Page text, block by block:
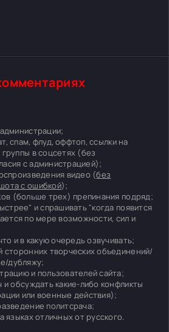
спам, флуд, оффтоп, ссылки на
в соцсетях (без
с администрацией);
видео (без
с ошибкой);
(больше трех) препинания подряд;
и спрашивать "когда появится
по мере возможности, сил и
и в какую очередь озвучивать;
сторонних творческих объединений/
дубляжу;
и пользователей сайта;
и обсуждать какие-либо конфликты
или военные действия);
политсрача;
языках отличных от русского.